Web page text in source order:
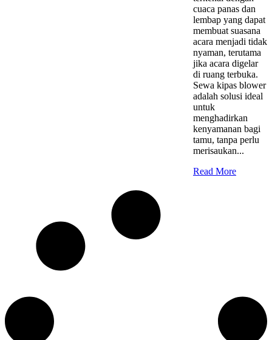
cuaca panas dan
lembap yang dapat
membuat suasana
acara menjadi tidak
nyaman, terutama
jika acara digelar
di ruang terbuka.
Sewa kipas blower
adalah solusi ideal
untuk
menghadirkan
kenyamanan bagi
tamu, tanpa perlu
merisaukan...
Read More